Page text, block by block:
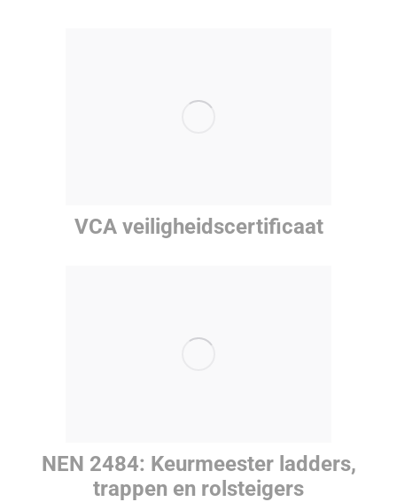
VCA veiligheidscertificaat
NEN 2484: Keurmeester ladders,
trappen en rolsteigers